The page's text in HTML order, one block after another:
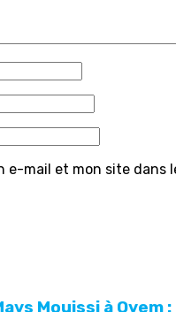
e-mail et mon site
Mouissi à